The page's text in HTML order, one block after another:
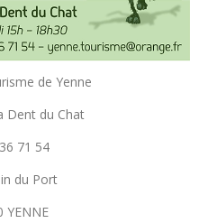
de Yenne
Dent du Chat
71 54
du Port
YENNE